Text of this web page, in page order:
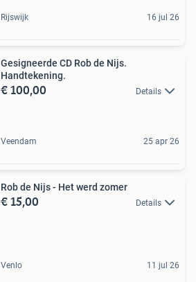
Rijswijk 16 jul 26
Gesigneerde CD Rob de Nijs.
Handtekening.
€ 100,00 Details
Veendam 25 apr 26
Rob de Nijs - Het werd zomer
€ 15,00 Details
Venlo 11 jul 26